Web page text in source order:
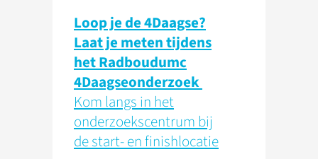
Loop je de 4Daagse?
Laat je meten tijdens
het Radboudumc
4Daagseonderzoek
Kom langs in het
onderzoekscentrum bij
de start- en finishlocatie